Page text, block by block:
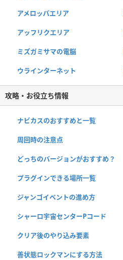
アメロッパエリア
アッフリクエリア
ミズガミサマの電脳
ウラインターネット
攻略・お役立ち情報
ナビカスのおすすめと一覧
周回時の注意点
どっちのバージョンがおすすめ？
プラグインできる場所一覧
ジャンゴイベントの進め方
シャーロ宇宙センターPコード
クリア後のやり込み要素
善状態ロックマンにする方法